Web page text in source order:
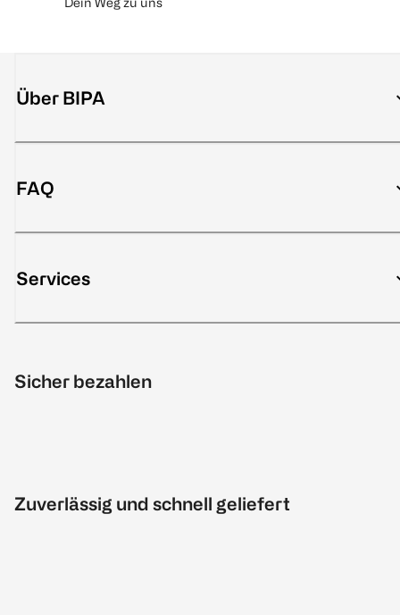
Über BIPA
FAQ
Services
Sicher bezahlen
Zuverlässig und schnell geliefert